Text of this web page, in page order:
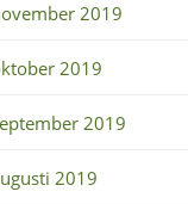
2019
2019
2019
2019